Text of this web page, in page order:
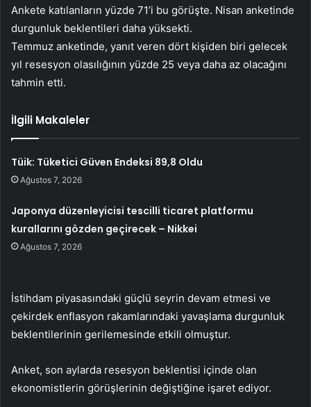
Ankete katılanların yüzde 71’i bu görüşte. Nisan anketinde
durgunluk beklentileri daha yüksekti.
Temmuz anketinde, yanıt veren dört kişiden biri gelecek
yıl resesyon olasılığının yüzde 25 veya daha az olacağını
tahmin etti.
İlgili Makaleler
Tüik: Tüketici Güven Endeksi 89,8 Oldu
Ağustos 7, 2026
Japonya düzenleyicisi tescilli ticaret platformu
kurallarını gözden geçirecek – Nikkei
Ağustos 7, 2026
İstihdam piyasasındaki güçlü seyrin devam etmesi ve
çekirdek enflasyon rakamlarındaki yavaşlama durgunluk
beklentilerinin gerilemesinde etkili olmuştur.
Anket, son aylarda resesyon beklentisi içinde olan
ekonomistlerin görüşlerinin değiştiğine işaret ediyor.